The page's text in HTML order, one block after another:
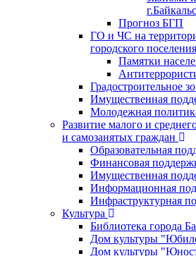
Прогноз БГП
ГО и ЧС на
городского поселения
Памятки
Градостроительное
Имущественная
Молодежная
Развитие малого и
и самозанятых граждан
Образовательная
Финансовая
Имущественная
Информационная
Инфраструктурная
Культура
Библиотека города
Дом культуры
Дом культуры